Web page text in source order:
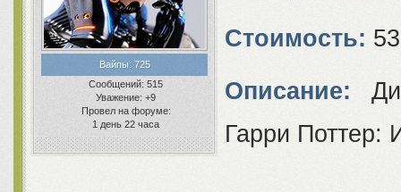
Вайпы:725
Сообщений: 515
Уважение: +9
Провел на форуме:
1 день 22 часа
Стоимость:
Описание:
Гарри Поттер: